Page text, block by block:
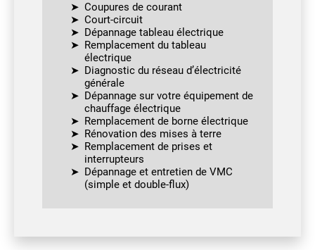
Coupures de courant
Court-circuit
Dépannage tableau électrique
Remplacement du tableau
électrique
Diagnostic du réseau d’électricité
générale
Dépannage sur votre équipement de
chauffage électrique
Remplacement de borne électrique
Rénovation des mises à terre
Remplacement de prises et
interrupteurs
Dépannage et entretien de VMC
(simple et double-flux)